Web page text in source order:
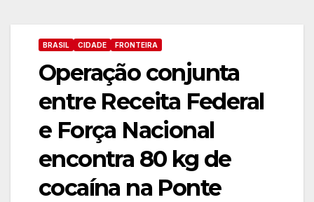
BRASIL CIDADE FRONTEIRA
Operação conjunta
entre Receita Federal
e Força Nacional
encontra 80 kg de
cocaína na Ponte